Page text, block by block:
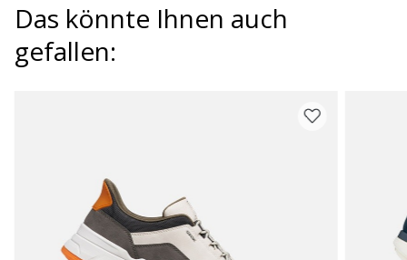
Das könnte Ihnen auch
gefallen: